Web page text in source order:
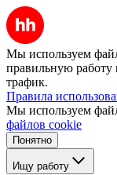
Мы используем
правильную работу
трафик.
Правила
Мы используем
файлов cookie
Понятно
Ищу работу